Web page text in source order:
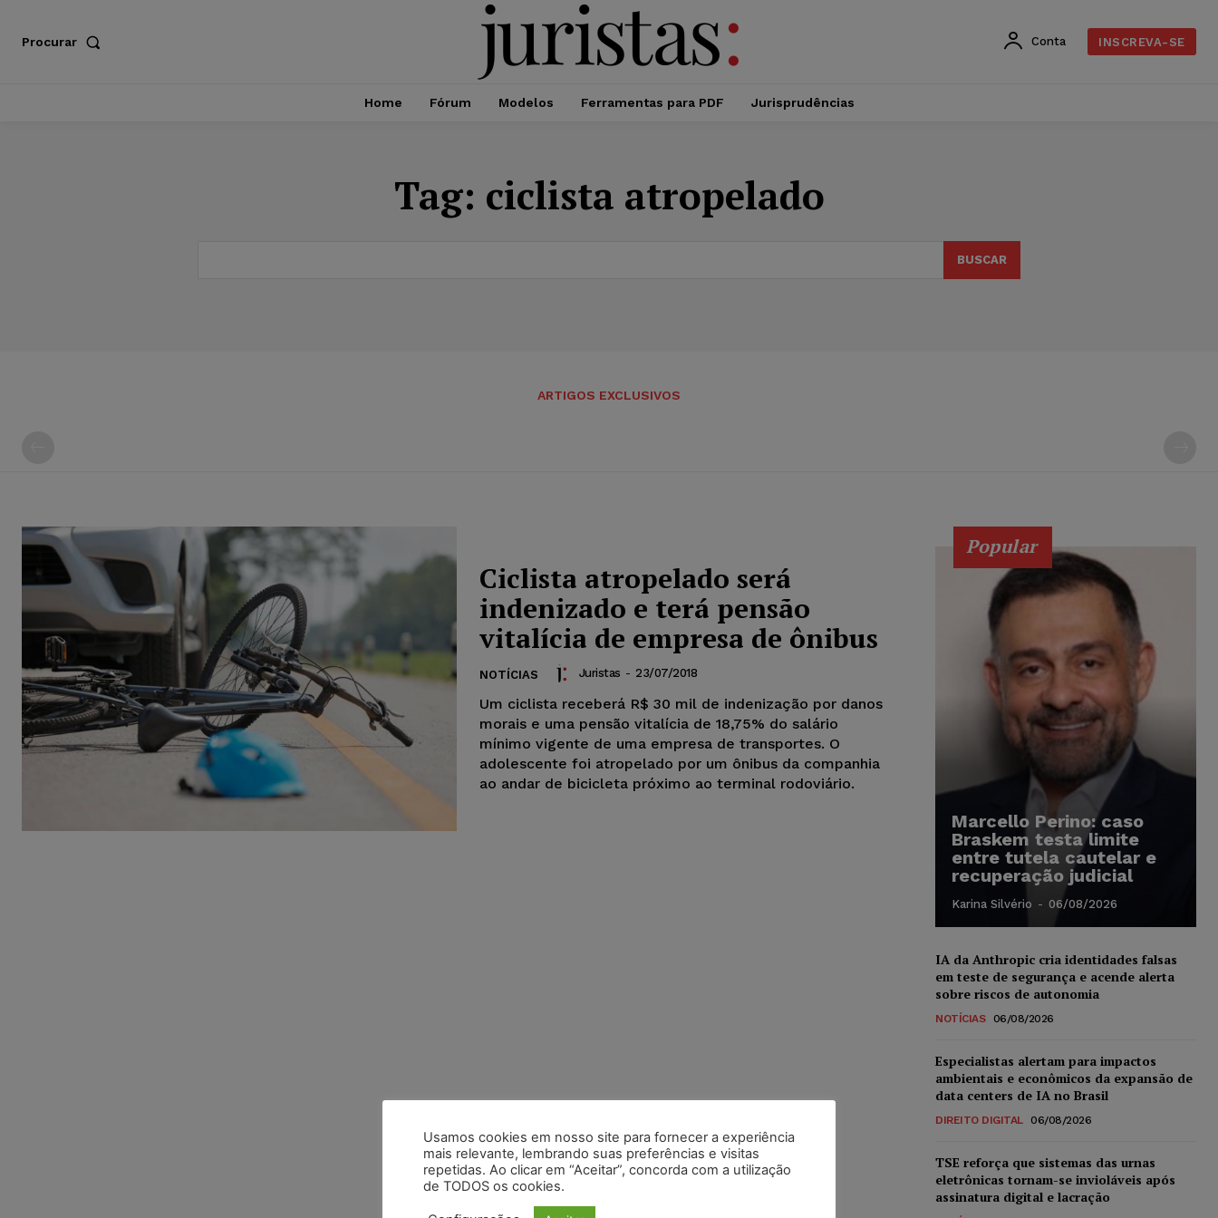
Procurar Conta INSCREVA-SE
Home Fórum Modelos Ferramentas para PDF Jurisprudências
Tag: ciclista atropelado
BUSCAR
ARTIGOS EXCLUSIVOS
Ciclista atropelado será
indenizado e terá pensão
vitalícia de empresa de ônibus
NOTÍCIAS Juristas - 23/07/2018
Um ciclista receberá R$ 30 mil de indenização por danos
morais e uma pensão vitalícia de 18,75% do salário
mínimo vigente de uma empresa de transportes. O
adolescente foi atropelado por um ônibus da companhia
ao andar de bicicleta próximo ao terminal rodoviário.
Popular
Marcello Perino: caso
Braskem testa limite
entre tutela cautelar e
recuperação judicial
Karina Silvério - 06/08/2026
IA da Anthropic cria identidades falsas
em teste de segurança e acende alerta
sobre riscos de autonomia
NOTÍCIAS 06/08/2026
Especialistas alertam para impactos
ambientais e econômicos da expansão de
data centers de IA no Brasil
DIREITO DIGITAL 06/08/2026
TSE reforça que sistemas das urnas
eletrônicas tornam-se invioláveis após
assinatura digital e lacração
Usamos cookies em nosso site para fornecer a experiência
mais relevante, lembrando suas preferências e visitas
repetidas. Ao clicar em “Aceitar”, concorda com a utilização
de TODOS os cookies.